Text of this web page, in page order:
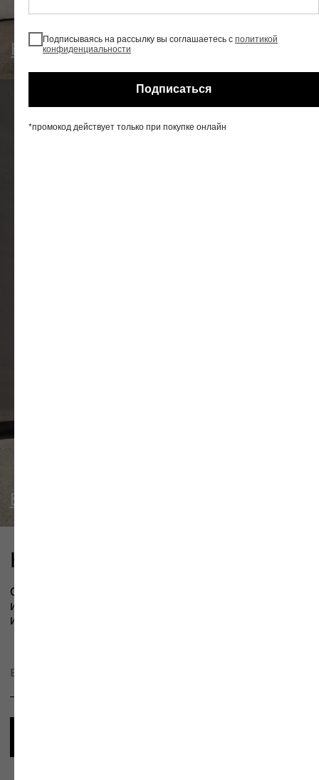
Подписываясь на рассылку вы соглашаетесь с политикой
конфиденциальности
Подписаться
*промокод действует только при покупке онлайн
Подписываясь на рассылку вы соглашаетесь